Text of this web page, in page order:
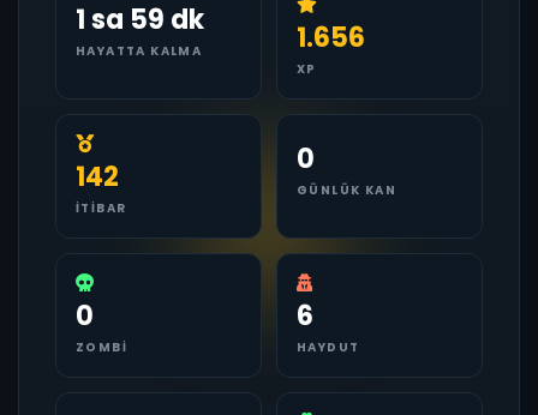
1 sa 59 dk
HAYATTA KALMA 1.656
XP
142
İTIBAR
0
GÜNLÜK KAN
0
ZOMBI
6
HAYDUT